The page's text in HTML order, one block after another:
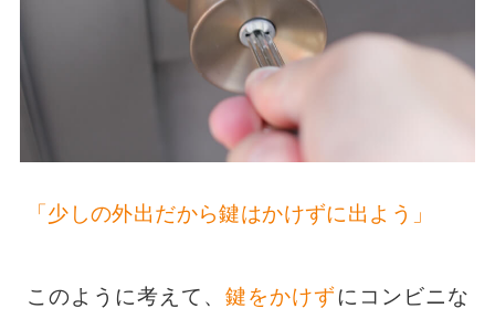
「少しの外出だから鍵はかけずに出よう」
このように考えて、鍵をかけずにコンビニな